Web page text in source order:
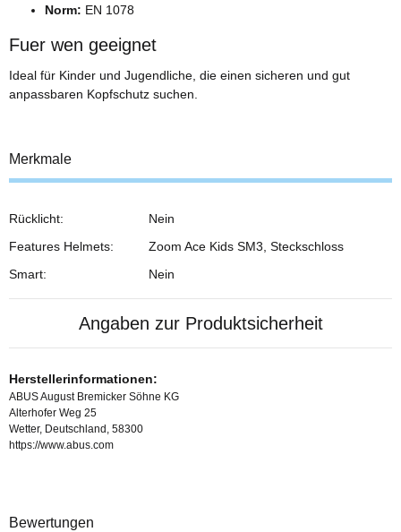
Norm: EN 1078
Fuer wen geeignet
Ideal für Kinder und Jugendliche, die einen sicheren und gut
anpassbaren Kopfschutz suchen.
Merkmale
Rücklicht:
Nein
Features Helmets:
Zoom Ace Kids SM3, Steckschloss
Smart:
Nein
Angaben zur Produktsicherheit
Herstellerinformationen:
ABUS August Bremicker Söhne KG
Alterhofer Weg 25
Wetter, Deutschland, 58300
https://www.abus.com
Bewertungen